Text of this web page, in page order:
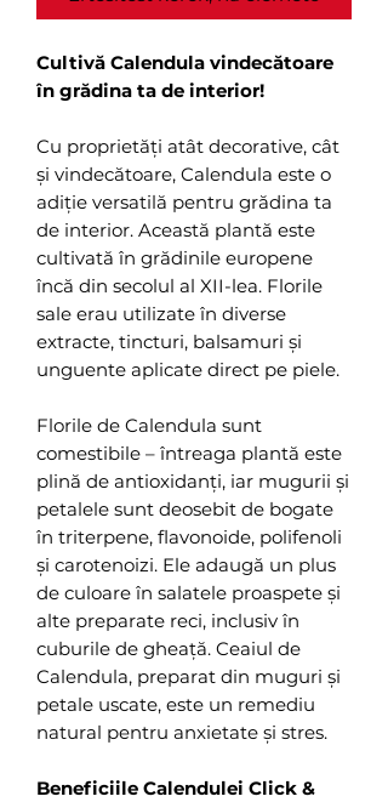
Cultivă Calendula vindecătoare
în grădina ta de interior!
Cu proprietăți atât decorative, cât
și vindecătoare, Calendula este o
adiție versatilă pentru grădina ta
de interior. Această plantă este
cultivată în grădinile europene
încă din secolul al XII-lea. Florile
sale erau utilizate în diverse
extracte, tincturi, balsamuri și
unguente aplicate direct pe piele.
Florile de Calendula sunt
comestibile – întreaga plantă este
plină de antioxidanți, iar mugurii și
petalele sunt deosebit de bogate
în triterpene, flavonoide, polifenoli
și carotenoizi. Ele adaugă un plus
de culoare în salatele proaspete și
alte preparate reci, inclusiv în
cuburile de gheață. Ceaiul de
Calendula, preparat din muguri și
petale uscate, este un remediu
natural pentru anxietate și stres.
Beneficiile Calendulei Click &